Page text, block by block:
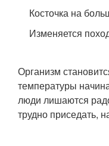
Косточка на
Изменяется
Организм
температуры
люди лишаются
трудно приседать,